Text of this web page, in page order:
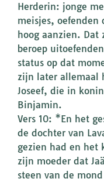
Herderin: jonge
meisjes,
hoog aanzien. Dat
beroep
status op dat
zijn later allemaal
Joseef, die in
Binjamin.
Vers 10: *En het
de dochter van
gezien had en het
zijn moeder dat
steen van de